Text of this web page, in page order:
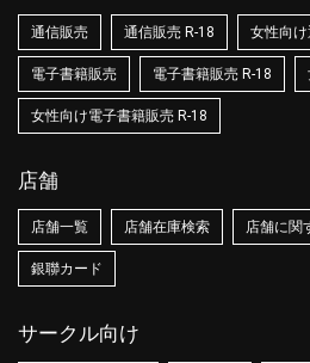
通信販売 通信販売 R-18 女性向け
電子書籍販売 電子書籍販売 R-18
女性向け電子書籍販売 R-18
店舗
店舗一覧 店舗在庫検索 店舗に関
銀聯カード
サークル向け